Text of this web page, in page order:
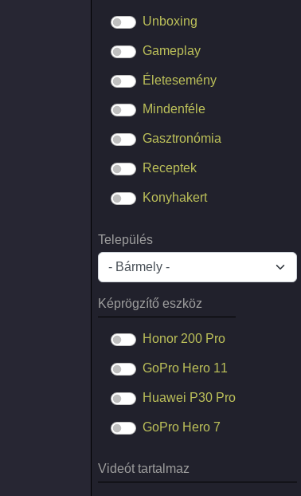
Unboxing
Gameplay
Életesemény
Mindenféle
Gasztronómia
Receptek
Konyhakert
Település
Képrögzítő eszköz
Honor 200 Pro
GoPro Hero 11
Huawei P30 Pro
GoPro Hero 7
Videót tartalmaz